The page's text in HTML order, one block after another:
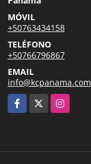
MÓVIL
+50763434158
TELÉFONO
+50766796867
EMAIL
info@kcpanama.com
Facebook
Instagram